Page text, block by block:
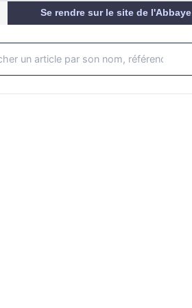
Se rendre sur le site de l'Abbaye